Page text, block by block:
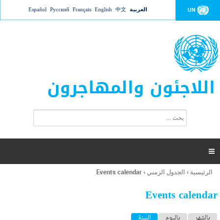
Jump to navigation UN العربية 中文
English
Français
Русский
Español
اللاجئون والمهاجرون
ت
ر
ل
ح
ب

أنت
هنا
الرئيسية › الجدول الزمني ›
Events calendar
Events calendar